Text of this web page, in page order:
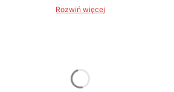
Rozwiń więcej